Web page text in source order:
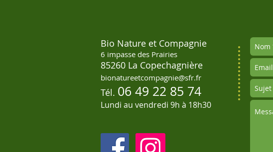
Bio Nature et Compagnie
6 impasse des Prairies
85260 La Copechagnière
bionatureetcompagnie@sfr.fr
Tél. 06 49 22 85 74
Lundi au vendredi 9h à 18h30